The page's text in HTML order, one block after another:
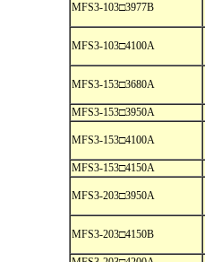
MFS3-103□3977B
MFS3-103□4100A
MFS3-153□3680A
MFS3-153□3950A
MFS3-153□4100A
MFS3-153□4150A
MFS3-203□3950A
MFS3-203□4150B